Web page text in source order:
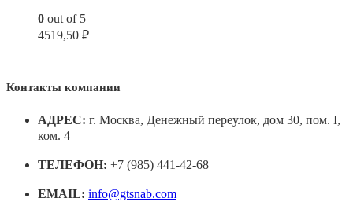
0 out of 5
4519,50 ₽
Контакты компании
АДРЕС: г. Москва, Денежный переулок, дом 30, пом. I,
ком. 4
ТЕЛЕФОН: +7 (985) 441-42-68
EMAIL: info@gtsnab.com